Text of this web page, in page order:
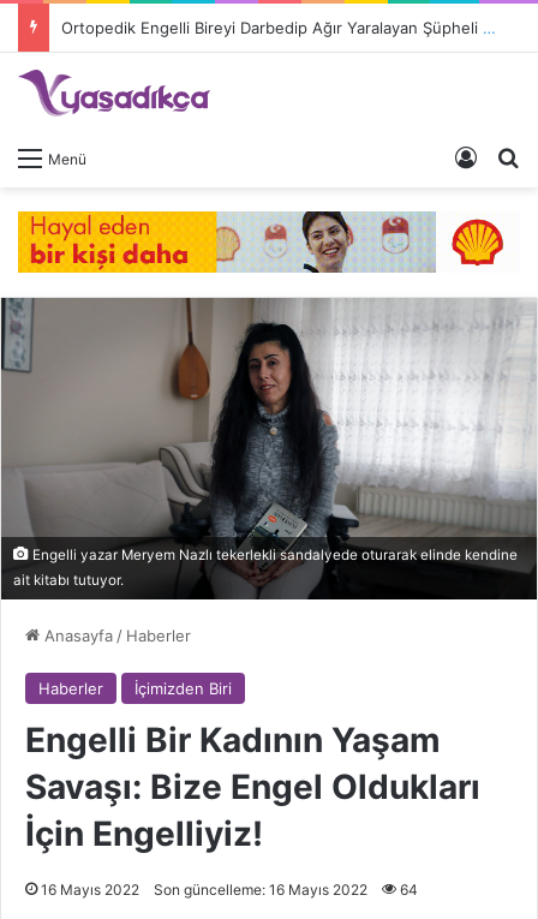
Ortopedik Engelli Bireyi Darbedip Ağır Yaralayan Şüpheli Tutuklandı
Menü Giriş
Engelli yazar Meryem Nazlı tekerlekli sandalyede oturarak elinde kendine
ait kitabı tutuyor.
Anasayfa / Haberler
Haberler İçimizden Biri
Engelli Bir Kadının Yaşam
Savaşı: Bize Engel Oldukları
İçin Engelliyiz!
16 Mayıs 2022 Son güncelleme: 16 Mayıs 2022 64